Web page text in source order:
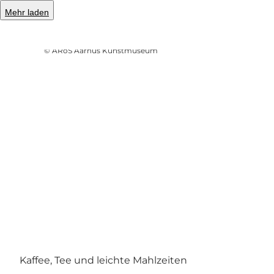
Mehr laden
© ARoS Aarhus Kunstmuseum
Kaffee, Tee und leichte Mahlzeiten